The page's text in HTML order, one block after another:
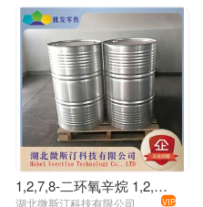
1,2,7,8-二环氧辛烷 1,2,7,8-二环氧酮 1,7-辛二烯二环氧化合物 2426-07-5 DEO
湖北微斯汀科技有限公司 VIP